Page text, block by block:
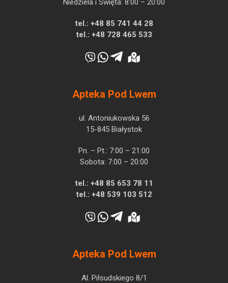
Niedziela i Święta: 8:00 – 20:00
tel.: +48 85 741 44 28
tel.: +48 728 465 533
Apteka Pod Lwem
ul. Antoniukowska 56
15-845 Białystok
Pn. – Pt.: 7:00 – 21:00
Sobota: 7:00 – 20:00
tel.: +48 85 653 78 11
tel.: +48 539 103 512
Apteka Pod Lwem
Al. Piłsudskiego 8/1